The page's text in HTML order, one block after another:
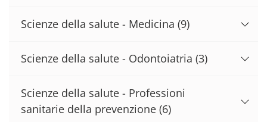
Scienze della salute - Medicina (9)
Scienze della salute - Odontoiatria (3)
Scienze della salute - Professioni
sanitarie della prevenzione (6)